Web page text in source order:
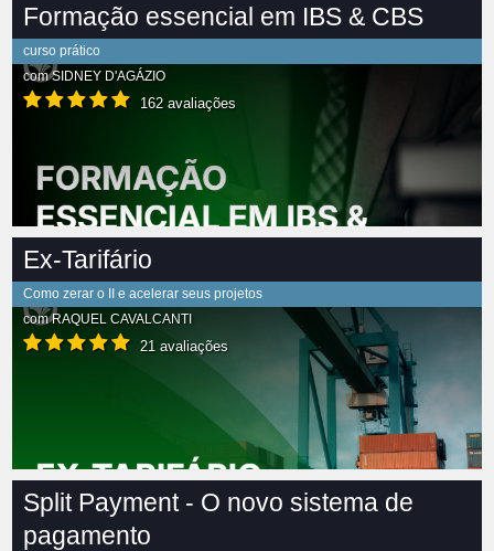
Formação essencial em IBS & CBS
curso prático
comSIDNEY D'AGÁZIO
162 avaliações
Ex-Tarifário
Como zerar o II e acelerar seus projetos
comRAQUEL CAVALCANTI
21 avaliações
Split Payment - O novo sistema de
pagamento